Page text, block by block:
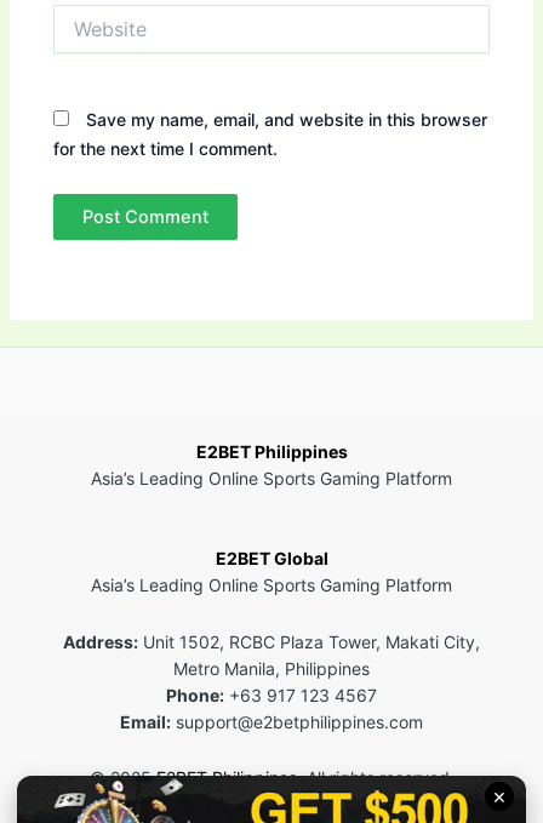
Save my name, email, and website in this browser
for the next time I comment.
E2BET Philippines
Asia’s Leading Online Sports Gaming Platform
E2BET Global
Asia’s Leading Online Sports Gaming Platform
Address: Unit 1502, RCBC Plaza Tower, Makati City,
Metro Manila, Philippines
Phone: +63 917 123 4567
Email: support@e2betphilippines.com
© 2025E2BET Philippines. All rights reserved.
This site is for 18+ users only. Please play responsibly.
×